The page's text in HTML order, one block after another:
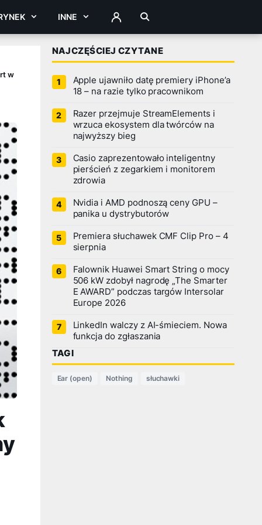
INNE ZALOGUJ
w
NAJCZĘŚCIEJ CZYTANE
Apple ujawniło datę premiery iPhone’a
18 – na razie tylko pracownikom
Razer przejmuje StreamElements i
wrzuca ekosystem dla twórców na
najwyższy bieg
Casio zaprezentowało inteligentny
pierścień z zegarkiem i monitorem
zdrowia
Nvidia i AMD podnoszą ceny GPU –
panika u dystrybutorów
Premiera słuchawek CMF Clip Pro – 4
sierpnia
Falownik Huawei Smart String o mocy
506 kW zdobył nagrodę „The Smarter
E AWARD” podczas targów Intersolar
Europe 2026
LinkedIn walczy z AI-śmieciem. Nowa
funkcja do zgłaszania
TAGI
Ear (open) Nothing słuchawki